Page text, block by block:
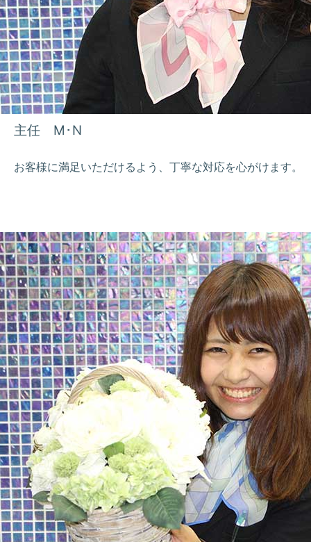
主任 M･N
お客様に満足いただけるよう、丁寧な対応を心がけます。